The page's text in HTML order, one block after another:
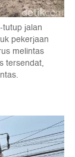
jalan
pekerjaan
melintas
tersendat,